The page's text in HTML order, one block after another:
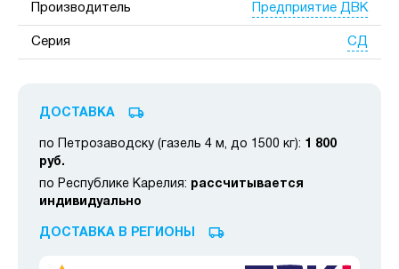
Производитель Предприятие ДВК
Серия СД
ДОСТАВКА
по Петрозаводску (газель 4 м, до 1500 кг): 1 800
руб.
по Республике Карелия: рассчитывается
индивидуально
ДОСТАВКА В РЕГИОНЫ